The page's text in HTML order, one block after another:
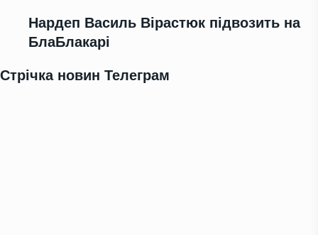
Нардеп Василь Вірастюк підвозить на
БлаБлакарі
Стрічка новин Телеграм